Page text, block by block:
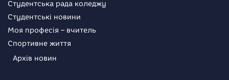
Студентська рада коледжу
Студентські новини
Моя професія – вчитель
Спортивне життя
Архів новин